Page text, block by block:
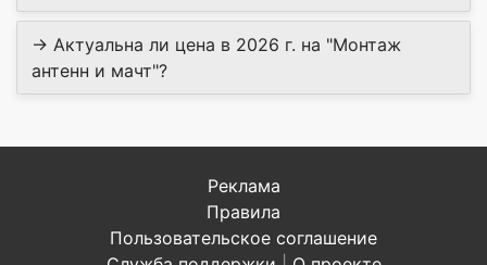
→ Актуальна ли цена в 2026 г. на "Монтаж
антенн и мачт"?
Реклама
Правила
Пользовательское соглашение